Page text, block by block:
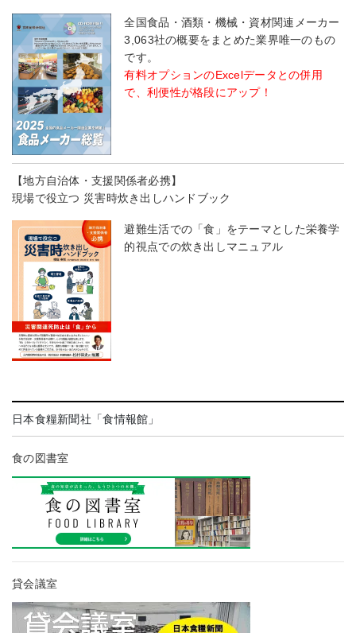
全国食品・酒類・機械・資材関連メーカー
3,063社の概要をまとめた業界唯一のもの
です。
有料オプションのExcelデータとの併用
で、利便性が格段にアップ！
【地方自治体・支援関係者必携】
現場で役立つ 災害時炊き出しハンドブック
避難生活での「食」をテーマとした栄養学
的視点での炊き出しマニュアル
日本食糧新聞社「食情報館」
食の図書室
貸会議室